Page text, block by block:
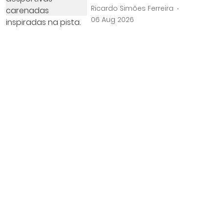
Ricardo Simões Ferreira
06 Aug 2026